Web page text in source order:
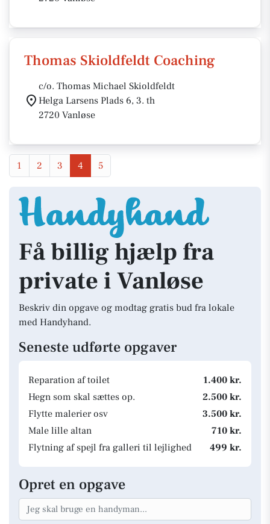
Thomas Skioldfeldt Coaching
c/o. Thomas Michael Skioldfeldt
Helga Larsens Plads 6, 3. th
2720 Vanløse
1 2 3 4 5
Få billig hjælp fra
private i Vanløse
Beskriv din opgave og modtag gratis bud fra lokale
med Handyhand.
Seneste udførte opgaver
Reparation af toilet
1.400 kr.
Hegn som skal sættes op.
2.500 kr.
Flytte malerier osv
3.500 kr.
Male lille altan
710 kr.
Flytning af spejl fra galleri til lejlighed
499 kr.
Opret en opgave